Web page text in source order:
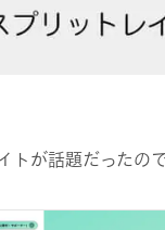
トが話題だったの